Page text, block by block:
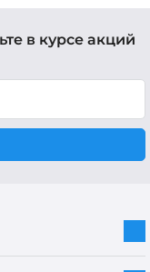
в курсе акций